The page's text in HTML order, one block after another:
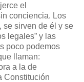
el
conciencia. Los
se sirven de él y se
legales” y las
poco podemos
llaman:
a la de
Constitución